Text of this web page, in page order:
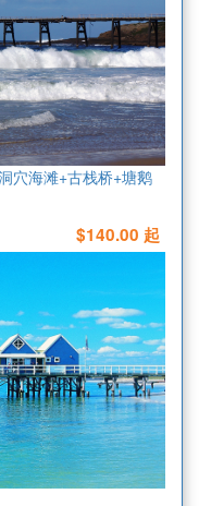
穴海滩+古栈桥+塘鹅
$140.00 起